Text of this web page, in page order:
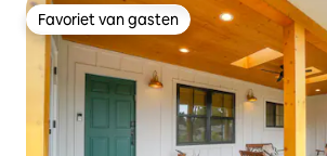
Favoriet van gasten
Favoriet van gasten